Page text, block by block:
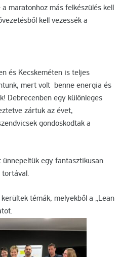
maratonhoz más felkészülés kell
kell vezessék a
és Kecskeméten is teljes
mert volt benne energia és
Debrecenben egy különleges
zártuk az évet,
gondoskodtak a
ünnepeltük egy fantasztikusan
tortával.
témák, melyekből a „Lean